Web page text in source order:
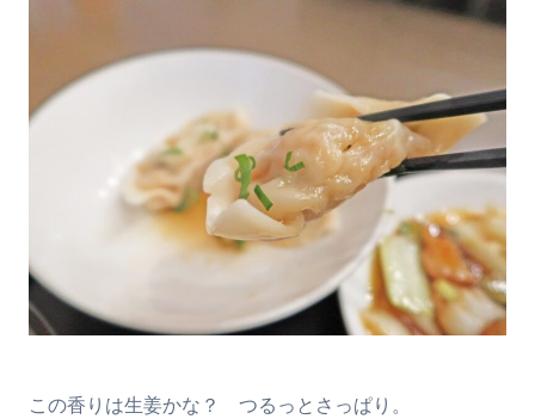
この香りは生姜かな？ つるっとさっぱり。